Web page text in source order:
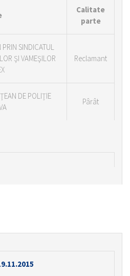
Calitate
parte
SINDICATUL
ŞI VAMEŞILOR
Reclamant
DE POLIŢIE
Pârât